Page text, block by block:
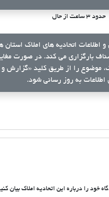
حدود ۳ ساعت از حال
و اطلاعات اتحادیه های املاک
بارگزاری می کند. در صورت
موضوع را از طریق کلید «گزارش و
اطلاعات به روز رسانی شود.
خود را درباره این اتحادیه املاک بیان